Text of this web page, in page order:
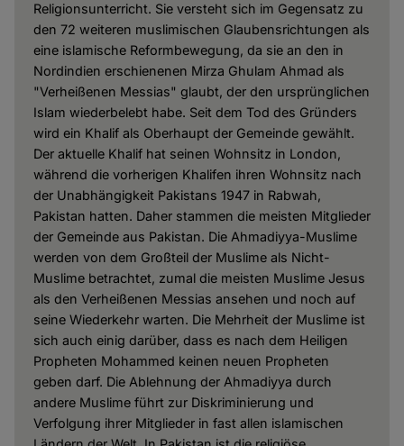
Religionsunterricht. Sie versteht sich im Gegensatz zu
den 72 weiteren muslimischen Glaubensrichtungen als
eine islamische Reformbewegung, da sie an den in
Nordindien erschienenen Mirza Ghulam Ahmad als
"Verheißenen Messias" glaubt, der den ursprünglichen
Islam wiederbelebt habe. Seit dem Tod des Gründers
wird ein Khalif als Oberhaupt der Gemeinde gewählt.
Der aktuelle Khalif hat seinen Wohnsitz in London,
während die vorherigen Khalifen ihren Wohnsitz nach
der Unabhängigkeit Pakistans 1947 in Rabwah,
Pakistan hatten. Daher stammen die meisten Mitglieder
der Gemeinde aus Pakistan. Die Ahmadiyya-Muslime
werden von dem Großteil der Muslime als Nicht-
Muslime betrachtet, zumal die meisten Muslime Jesus
als den Verheißenen Messias ansehen und noch auf
seine Wiederkehr warten. Die Mehrheit der Muslime ist
sich auch einig darüber, dass es nach dem Heiligen
Propheten Mohammed keinen neuen Propheten
geben darf. Die Ablehnung der Ahmadiyya durch
andere Muslime führt zur Diskriminierung und
Verfolgung ihrer Mitglieder in fast allen islamischen